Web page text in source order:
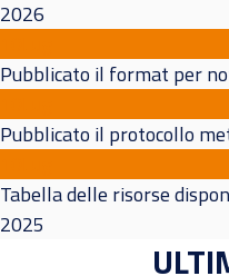
2026
Pubblicato il format per
Pubblicato il protocollo
Tabella delle risorse
2025